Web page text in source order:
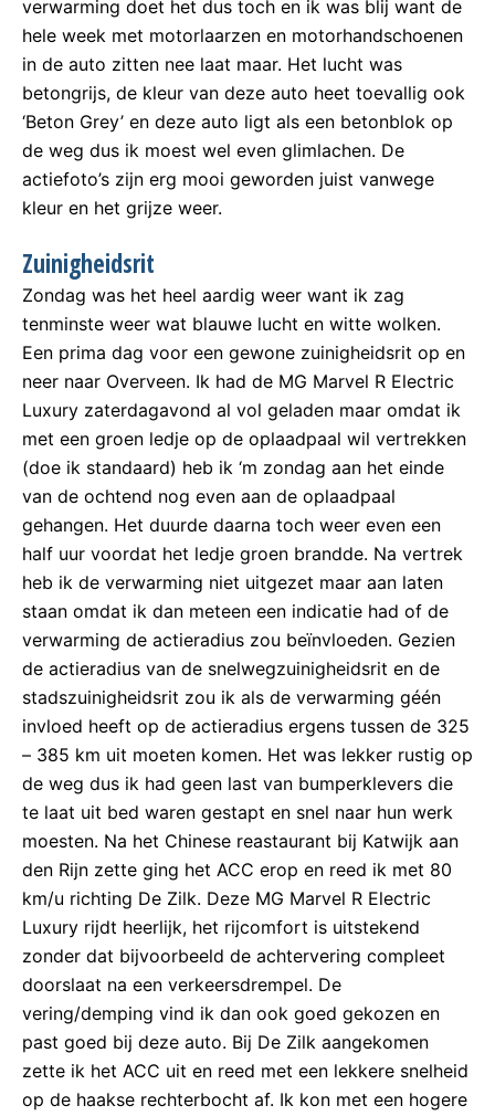
verwarming doet het dus toch en ik was blij want de
hele week met motorlaarzen en motorhandschoenen
in de auto zitten nee laat maar. Het lucht was
betongrijs, de kleur van deze auto heet toevallig ook
‘Beton Grey’ en deze auto ligt als een betonblok op
de weg dus ik moest wel even glimlachen. De
actiefoto’s zijn erg mooi geworden juist vanwege
kleur en het grijze weer.
Zuinigheidsrit
Zondag was het heel aardig weer want ik zag
tenminste weer wat blauwe lucht en witte wolken.
Een prima dag voor een gewone zuinigheidsrit op en
neer naar Overveen. Ik had de MG Marvel R Electric
Luxury zaterdagavond al vol geladen maar omdat ik
met een groen ledje op de oplaadpaal wil vertrekken
(doe ik standaard) heb ik ‘m zondag aan het einde
van de ochtend nog even aan de oplaadpaal
gehangen. Het duurde daarna toch weer even een
half uur voordat het ledje groen brandde. Na vertrek
heb ik de verwarming niet uitgezet maar aan laten
staan omdat ik dan meteen een indicatie had of de
verwarming de actieradius zou beïnvloeden. Gezien
de actieradius van de snelwegzuinigheidsrit en de
stadszuinigheidsrit zou ik als de verwarming géén
invloed heeft op de actieradius ergens tussen de 325
– 385 km uit moeten komen. Het was lekker rustig op
de weg dus ik had geen last van bumperklevers die
te laat uit bed waren gestapt en snel naar hun werk
moesten. Na het Chinese reastaurant bij Katwijk aan
den Rijn zette ging het ACC erop en reed ik met 80
km/u richting De Zilk. Deze MG Marvel R Electric
Luxury rijdt heerlijk, het rijcomfort is uitstekend
zonder dat bijvoorbeeld de achtervering compleet
doorslaat na een verkeersdrempel. De
vering/demping vind ik dan ook goed gekozen en
past goed bij deze auto. Bij De Zilk aangekomen
zette ik het ACC uit en reed met een lekkere snelheid
op de haakse rechterbocht af. Ik kon met een hogere